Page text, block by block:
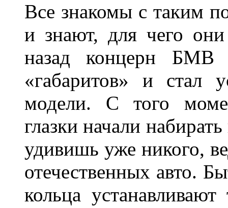
Все знакомы с таким
и знают, для чего
назад концерн БМВ
«габаритов» и стал
модели. С того
глазки начали
удивишь уже никого,
отечественных авто.
кольца